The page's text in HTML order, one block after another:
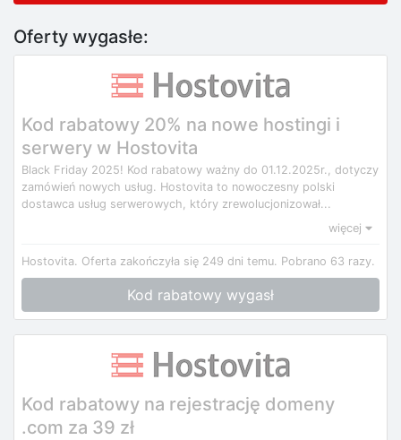
Oferty wygasłe:
Kod rabatowy 20% na nowe hostingi i
serwery w Hostovita
Black Friday 2025! Kod rabatowy ważny do 01.12.2025r., dotyczy
zamówień nowych usług. Hostovita to nowoczesny polski
dostawca usług serwerowych, który zrewolucjonizował...
więcej
Hostovita. Oferta zakończyła się 249 dni temu. Pobrano 63 razy.
Kod rabatowy wygasł
Kod rabatowy na rejestrację domeny
.com za 39 zł